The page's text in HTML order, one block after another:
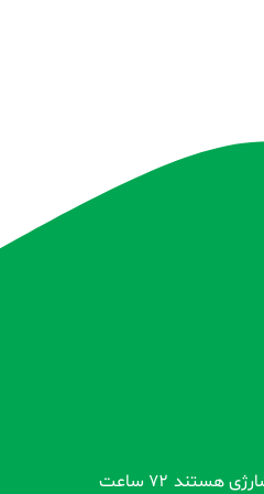
تمام محصولات بدون گارانتی قبل از اضافه شدن در سایت و بعد از ثبت سفارش مشتری کاملاً تست و از سلامت محصول اطمینان حاصل می شود. کالاهایی که دارای باطری شارژی هستند 72 ساعت